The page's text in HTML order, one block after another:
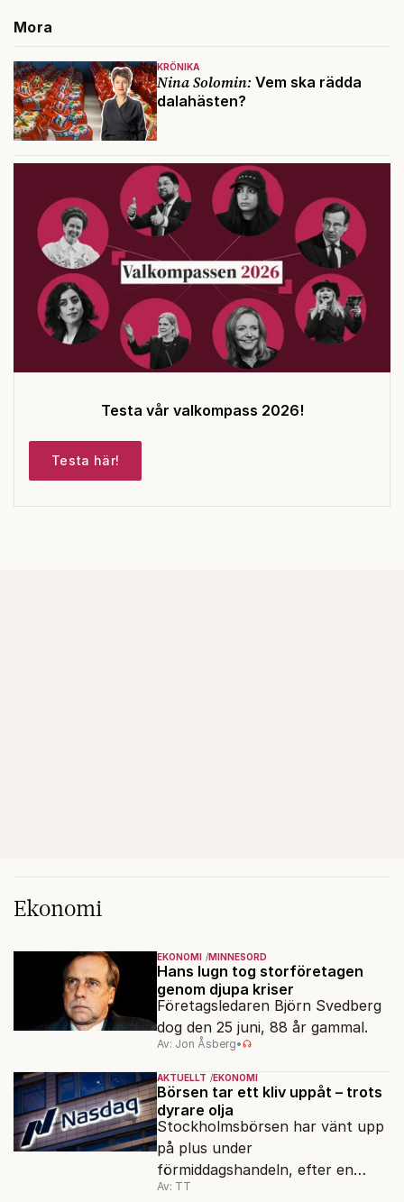
Mora
KRÖNIKA
Nina Solomin: Vem ska rädda
dalahästen?
Testa vår valkompass 2026!
Testa här!
Ekonomi
EKONOMI MINNESORD
Hans lugn tog storföretagen
genom djupa kriser
Företagsledaren Björn Svedberg
dog den 25 juni, 88 år gammal.
Av: Jon Åsberg•
AKTUELLT EKONOMI
Börsen tar ett kliv uppåt – trots
dyrare olja
Stockholmsbörsen har vänt upp
på plus under
förmiddagshandeln, efter en
inledning nedåt – trots ett högre
Av: TT